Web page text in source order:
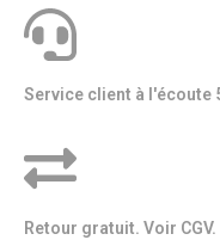
Service client à l'écoute
Retour gratuit. Voir CGV.